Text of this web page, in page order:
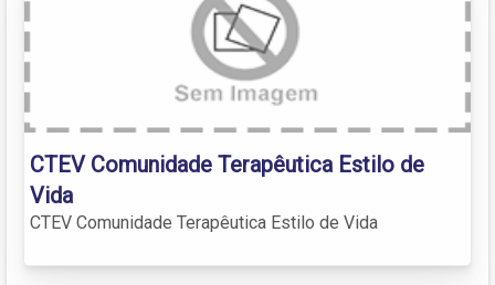
CTEV Comunidade Terapêutica Estilo de
Vida
CTEV Comunidade Terapêutica Estilo de Vida